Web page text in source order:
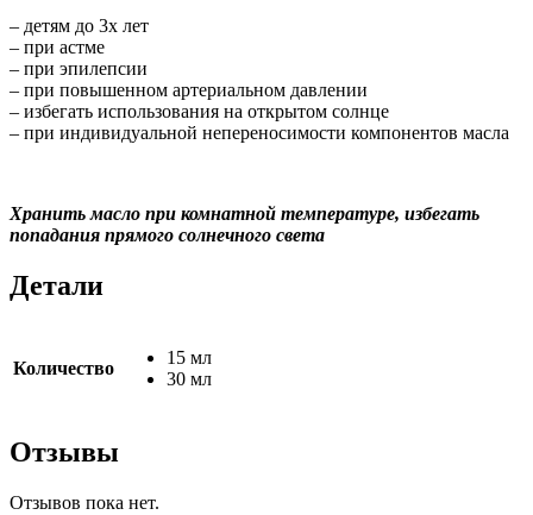
– детям до 3х лет
– при астме
– при эпилепсии
– при повышенном артериальном давлении
– избегать использования на открытом солнце
– при индивидуальной непереносимости компонентов масла
Хранить масло при комнатной температуре, избегать
попадания прямого солнечного света
Детали
Количество
15 мл
30 мл
Отзывы
Отзывов пока нет.